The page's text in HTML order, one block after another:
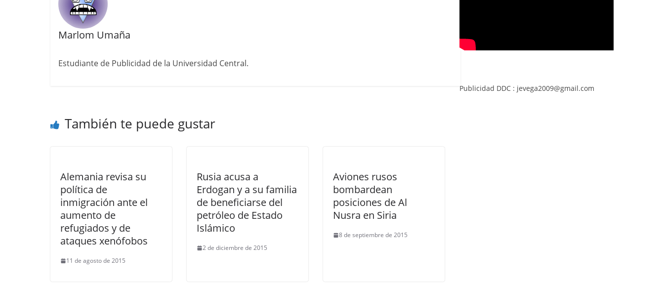
Marlom Umaña
Estudiante de Publicidad de la Universidad Central.
También te puede gustar
Alemania revisa su
política de
inmigración ante el
aumento de
refugiados y de
ataques xenófobos
11 de agosto de 2015
Rusia acusa a
Erdogan y a su familia
de beneficiarse del
petróleo de Estado
Islámico
2 de diciembre de 2015
Aviones rusos
bombardean
posiciones de Al
Nusra en Siria
8 de septiembre de 2015
Publicidad DDC : jevega2009@gmail.com